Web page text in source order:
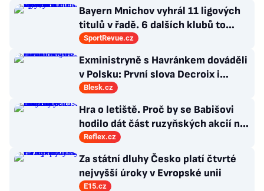
Bayern Mnichov vyhrál 11 ligových
titulů v řadě. 6 dalších klubů to
zvládlo také, některé i víckrát
SportRevue.cz
Exministryně s Havránkem dováděli
v Polsku: První slova Decroix i
Havránkové!
Blesk.cz
Hra o letiště. Proč by se Babišovi
hodilo dát část ruzyňských akcií na
burzu?
Reflex.cz
Za státní dluhy Česko platí čtvrté
nejvyšší úroky v Evropské unii
E15.cz